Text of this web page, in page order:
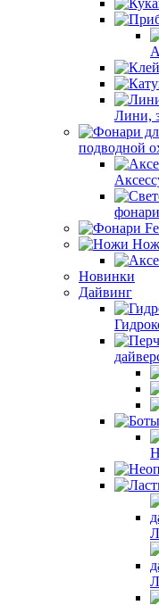
Лини,
подводной
фонари
Новинки
Дайвинг